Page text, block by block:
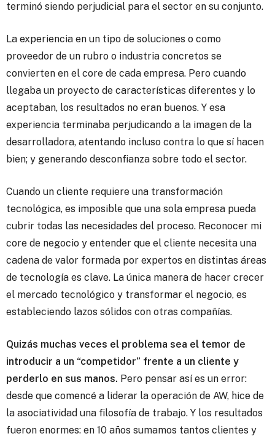
terminó siendo perjudicial para el sector en su conjunto.
La experiencia en un tipo de soluciones o como
proveedor de un rubro o industria concretos se
convierten en el core de cada empresa. Pero cuando
llegaba un proyecto de características diferentes y lo
aceptaban, los resultados no eran buenos. Y esa
experiencia terminaba perjudicando a la imagen de la
desarrolladora, atentando incluso contra lo que sí hacen
bien; y generando desconfianza sobre todo el sector.
Cuando un cliente requiere una transformación
tecnológica, es imposible que una sola empresa pueda
cubrir todas las necesidades del proceso. Reconocer mi
core de negocio y entender que el cliente necesita una
cadena de valor formada por expertos en distintas áreas
de tecnología es clave. La única manera de hacer crecer
el mercado tecnológico y transformar el negocio, es
estableciendo lazos sólidos con otras compañías.
Quizás muchas veces el problema sea el temor de
introducir a un “competidor” frente a un cliente y
perderlo en sus manos. Pero pensar así es un error:
desde que comencé a liderar la operación de AW, hice de
la asociatividad una filosofía de trabajo. Y los resultados
fueron enormes: en 10 años sumamos tantos clientes y